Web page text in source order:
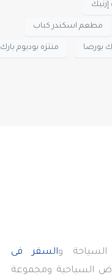
مطعم اسكندر كباب
بورصا منتزه بوديوم بارك
والسفر فى
السياحية ومجموعة